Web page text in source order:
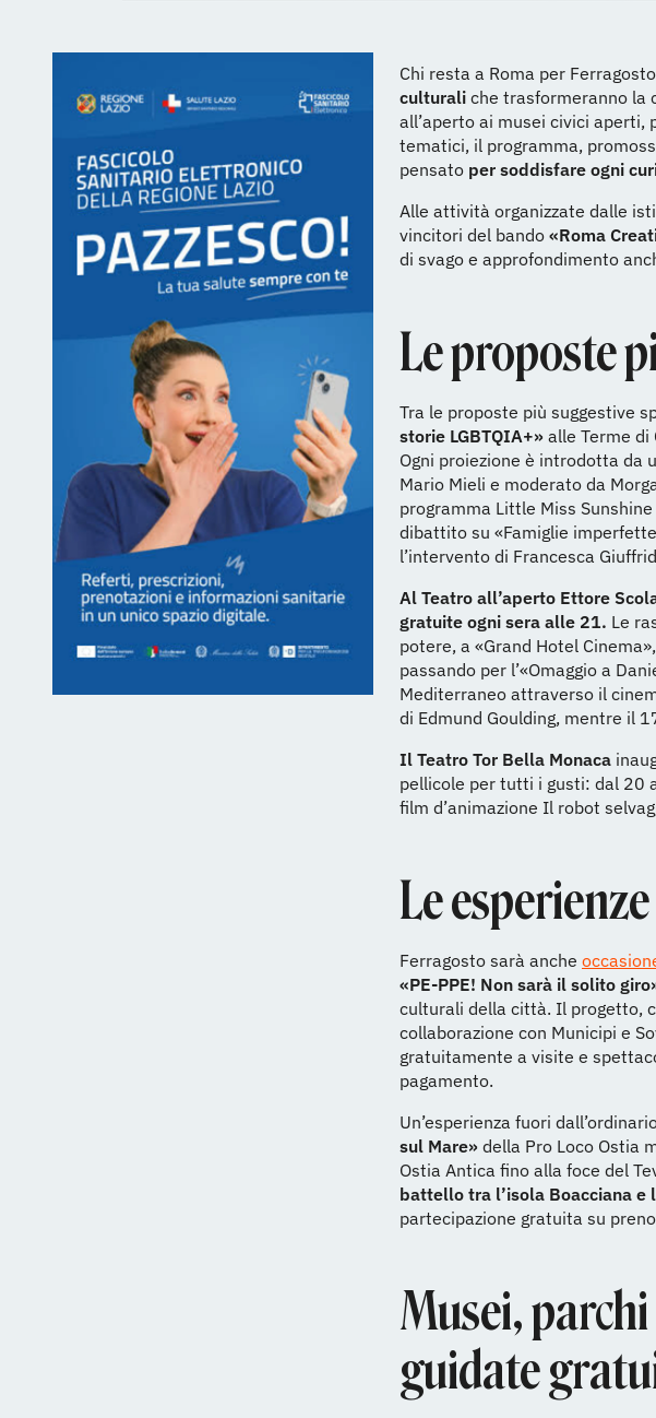
Chi resta a Roma per
culturali che trasformeranno la
all’aperto ai musei civici aperti,
tematici, il programma,
pensato per soddisfare ogni
Alle attività organizzate dalle
vincitori del bando «Roma
di svago e approfondimento
Le proposte
Tra le proposte più suggestive
storie LGBTQIA+» alle Terme di
Ogni proiezione è introdotta da
Mario Mieli e moderato da
programma Little Miss
dibattito su «Famiglie
l’intervento di Francesca
Al Teatro all’aperto Ettore
gratuite ogni sera alle 21. Le
potere, a «Grand Hotel
passando per l’«Omaggio a
Mediterraneo attraverso il
di Edmund Goulding, mentre il
Il Teatro Tor Bella Monaca
pellicole per tutti i gusti: dal 20
film d’animazione Il robot
Le
Ferragosto sarà anche
«PE-PPE! Non sarà il solito
culturali della città. Il progetto,
collaborazione con Municipi e
gratuitamente a visite e
pagamento.
Un’esperienza fuori
sul Mare» della Pro Loco Ostia
Ostia Antica fino alla foce del
battello tra l’isola Boacciana e
partecipazione gratuita su
Musei,
guidate